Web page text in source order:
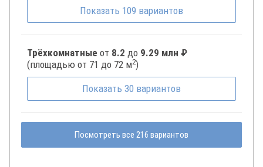
Показать 109 вариантов
Трёхкомнатные от 8.2 до 9.29 млн ₽
(площадью от 71 до 72 м2)
Показать 30 вариантов
Посмотреть все 216 вариантов